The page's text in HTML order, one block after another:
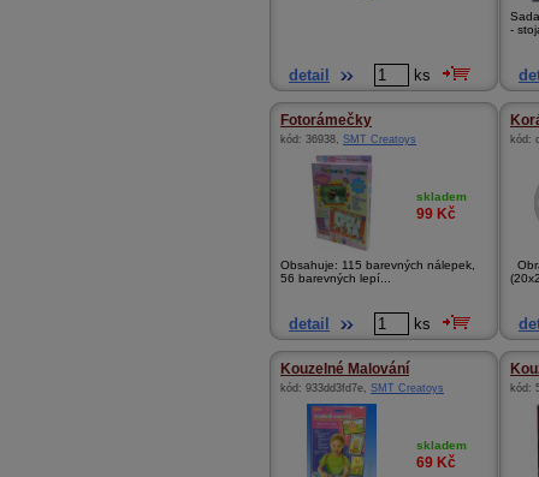
detail ks
-
Fotorámečky
kód: 36938, SMT Creatoys
skladem
99 Kč
Obsahuje: 115 barevných nálepek,
56 barevných lepí...
detail ks
kód:
Kouzelné Malování
kód: 933dd3fd7e, SMT Creatoys
skladem
69 Kč
kód: